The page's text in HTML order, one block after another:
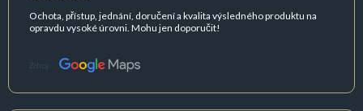
Ochota, přístup, jednání, doručení a kvalita výsledného produktu na
opravdu vysoké úrovni. Mohu jen doporučit!
Zdroj: